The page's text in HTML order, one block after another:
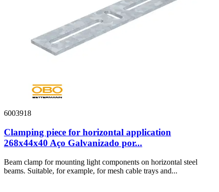
6003918
Clamping piece for horizontal application
268x44x40 Aço Galvanizado por...
Beam clamp for mounting light components on horizontal steel
beams. Suitable, for example, for mesh cable trays and...